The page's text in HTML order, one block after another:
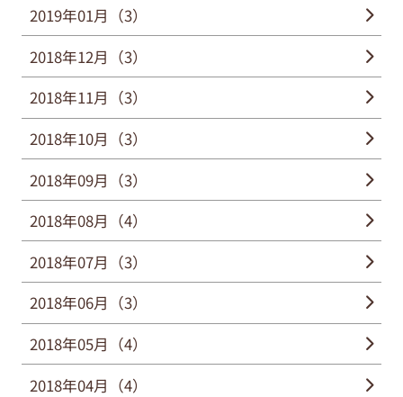
2019年01月（3）
2018年12月（3）
2018年11月（3）
2018年10月（3）
2018年09月（3）
2018年08月（4）
2018年07月（3）
2018年06月（3）
2018年05月（4）
2018年04月（4）